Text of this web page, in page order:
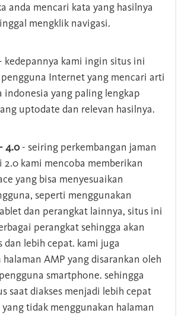
anda mencari kata yang hasilnya
mengklik navigasi.
- kedepannya kami ingin situs ini
Internet yang mencari arti
indonesia yang paling lengkap
uptodate dan relevan hasilnya.
4.0- seiring perkembangan jaman
kami mencoba memberikan
yang bisa menyesuaikan
seperti menggunakan
dan perangkat lainnya, situs ini
perangkat sehingga akan
dan lebih cepat. kami juga
AMP yang disarankan oleh
smartphone. sehingga
saat diakses menjadi lebih cepat
tidak menggunakan halaman